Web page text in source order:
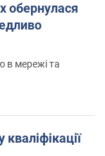
обернулася
в мережі та